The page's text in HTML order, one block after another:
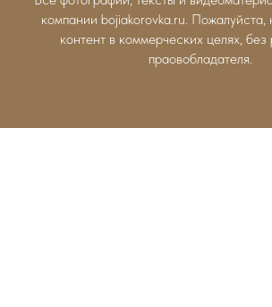
компании bojiakorovka.ru. Пожалуйста,
контент в коммерческих целях,
праовобладателя.